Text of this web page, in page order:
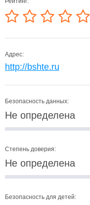
Адрес:
http://bshte.ru
Безопасность данных:
Не определена
Степень доверия:
Не определена
Безопасность для детей: